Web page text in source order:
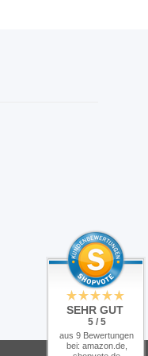
SEHR GUT
5 / 5
aus 9 Bewertungen
bei: amazon.de,